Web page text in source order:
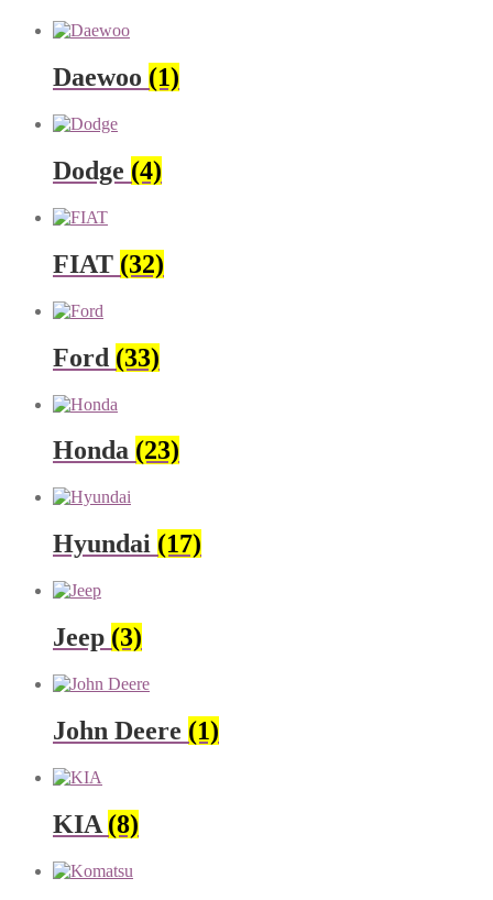
Daewoo (1)
Dodge (4)
FIAT (32)
Ford (33)
Honda (23)
Hyundai (17)
Jeep (3)
John Deere (1)
KIA (8)